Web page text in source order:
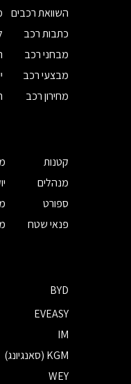
השוואת רכבים
כתבות רכב
מבחני רכב
מבצעי רכב
מחירון רכב
קטנות
מנהלים
ספורט
פנאי שטח
BYD
EVEASY
IM
KGM (סאנגיונג)
WEY